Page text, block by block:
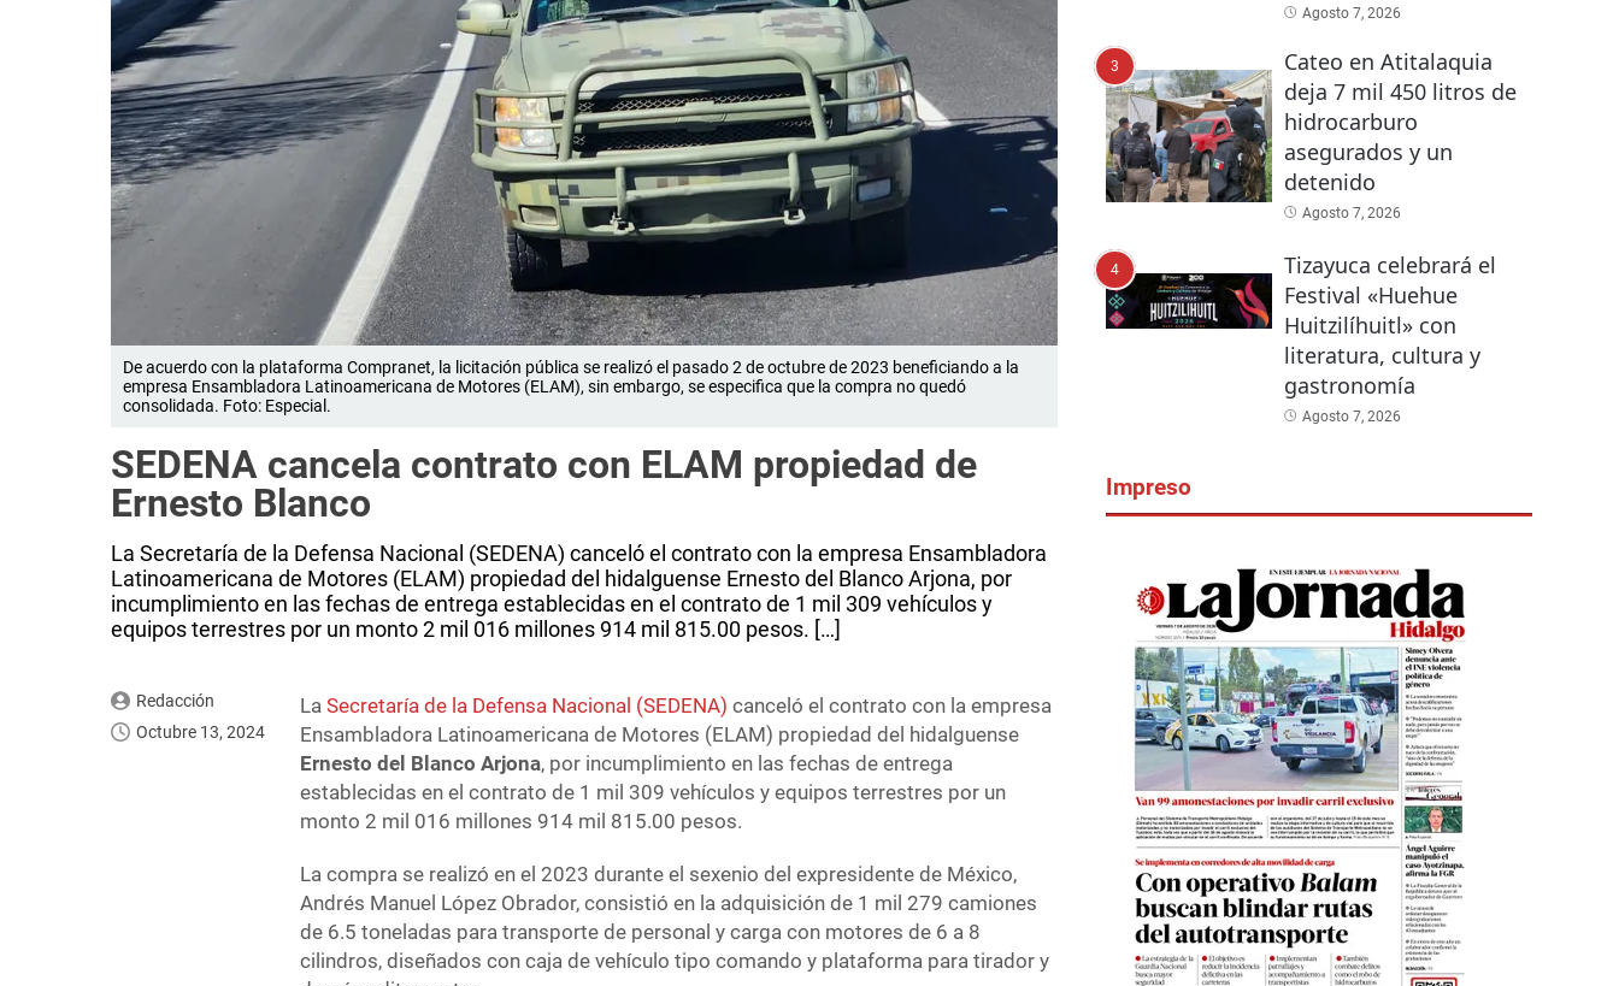
De acuerdo con la plataforma Compranet, la licitación pública se realizó el pasado 2 de octubre de 2023 beneficiando a la
empresa Ensambladora Latinoamericana de Motores (ELAM), sin embargo, se especifica que la compra no quedó
consolidada. Foto: Especial.
SEDENA cancela contrato con ELAM propiedad de
Ernesto Blanco
La Secretaría de la Defensa Nacional (SEDENA) canceló el contrato con la empresa Ensambladora
Latinoamericana de Motores (ELAM) propiedad del hidalguense Ernesto del Blanco Arjona, por
incumplimiento en las fechas de entrega establecidas en el contrato de 1 mil 309 vehículos y
equipos terrestres por un monto 2 mil 016 millones 914 mil 815.00 pesos. […]
Redacción
Octubre 13, 2024
LaSecretaría de la Defensa Nacional (SEDENA) canceló el contrato con la empresa
Ensambladora Latinoamericana de Motores (ELAM) propiedad del hidalguense
Ernesto del Blanco Arjona, por incumplimiento en las fechas de entrega
establecidas en el contrato de 1 mil 309 vehículos y equipos terrestres por un
monto 2 mil 016 millones 914 mil 815.00 pesos.
La compra se realizó en el 2023 durante el sexenio del expresidente de México,
Andrés Manuel López Obrador, consistió en la adquisición de 1 mil 279 camiones
de 6.5 toneladas para transporte de personal y carga con motores de 6 a 8
cilindros, diseñados con caja de vehículo tipo comando y plataforma para tirador y
Agosto 7, 2026
3
Cateo en Atitalaquia
deja 7 mil 450 litros de
hidrocarburo
asegurados y un
detenido
Agosto 7, 2026
4
Tizayuca celebrará el
Festival «Huehue
Huitzilíhuitl» con
literatura, cultura y
gastronomía
Agosto 7, 2026
Impreso